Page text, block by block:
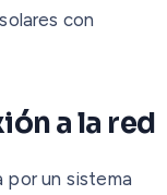
con
a la red
por un sistema